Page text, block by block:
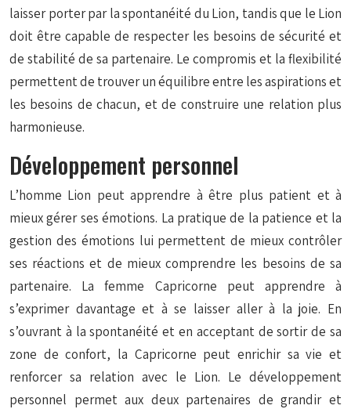
laisser porter par la spontanéité du Lion, tandis que le Lion
doit être capable de respecter les besoins de sécurité et
de stabilité de sa partenaire. Le compromis et la flexibilité
permettent de trouver un équilibre entre les aspirations et
les besoins de chacun, et de construire une relation plus
harmonieuse.
Développement personnel
L’homme Lion peut apprendre à être plus patient et à
mieux gérer ses émotions. La pratique de la patience et la
gestion des émotions lui permettent de mieux contrôler
ses réactions et de mieux comprendre les besoins de sa
partenaire. La femme Capricorne peut apprendre à
s’exprimer davantage et à se laisser aller à la joie. En
s’ouvrant à la spontanéité et en acceptant de sortir de sa
zone de confort, la Capricorne peut enrichir sa vie et
renforcer sa relation avec le Lion. Le développement
personnel permet aux deux partenaires de grandir et